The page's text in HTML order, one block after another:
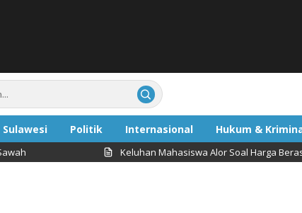
Sulawesi Politik Internasional Hukum &
Keluhan Mahasiswa Alor Soal Harga Beras, Mentan